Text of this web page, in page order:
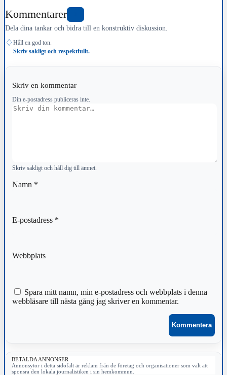
Kommentarer
Dela dina tankar och bidra till en konstruktiv diskussion.
♢ Håll en god ton.
Skriv sakligt och respektfullt.
Skriv en kommentar
Din e-postadress publiceras inte.
Kommentar
Skriv sakligt och håll dig till ämnet.
Namn *
E-postadress *
Webbplats
Spara mitt namn, min e-postadress och webbplats i denna
webbläsare till nästa gång jag skriver en kommentar.
BETALDA ANNONSER
Annonsytor i detta sidofält är reklam från de företag och organisationer som valt att
sponsra den lokala journalistiken i sin hemkommun.